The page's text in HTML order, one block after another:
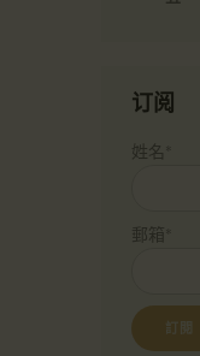
订阅
姓名*
郵箱*